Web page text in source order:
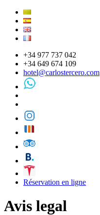
+34 977 737 042
+34 649 674 109
hotel@carlostercero.com
Réservation en ligne
Avis legal